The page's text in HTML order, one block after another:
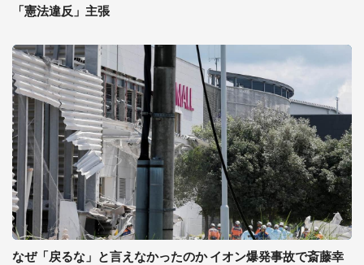
「憲法違反」主張
なぜ「戻るな」と言えなかったのか イオン爆発事故で斎藤幸